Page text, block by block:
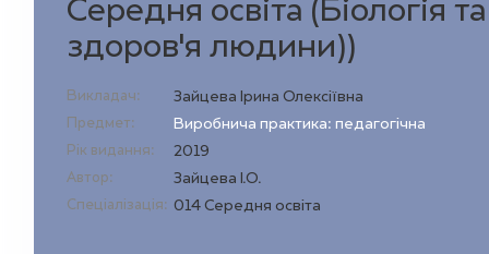
Середня освіта (Біологія та
здоров’я людини))
Викладач: Зайцева Ірина Олексіївна
Предмет: Виробнича практика: педагогічна
Рік видання: 2019
Автор: Зайцева І.О.
Спеціалізація: 014 Середня освіта